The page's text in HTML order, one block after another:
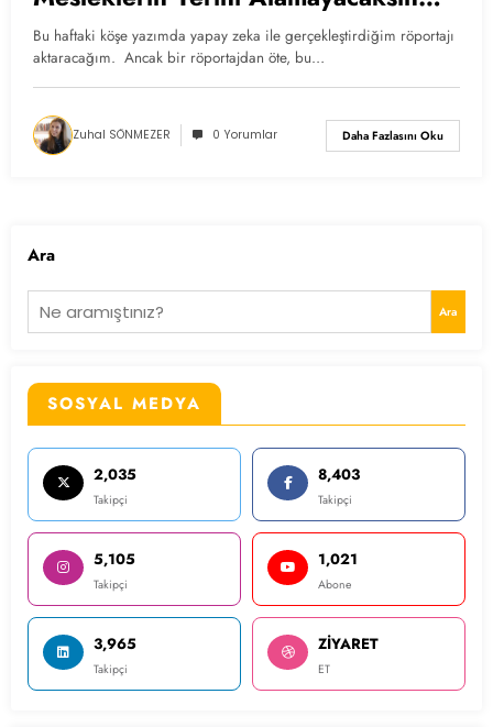
Diye Soruldu
Bu haftaki köşe yazımda yapay zeka ile gerçekleştirdiğim röportajı
aktaracağım. Ancak bir röportajdan öte, bu…
Zuhal SÖNMEZER 0 Yorumlar Daha Fazlasını Oku
Ara
Ara
SOSYAL MEDYA
2,035
Takipçi
8,403
Takipçi
5,105
Takipçi
1,021
Abone
3,965
Takipçi
ZİYARET
ET